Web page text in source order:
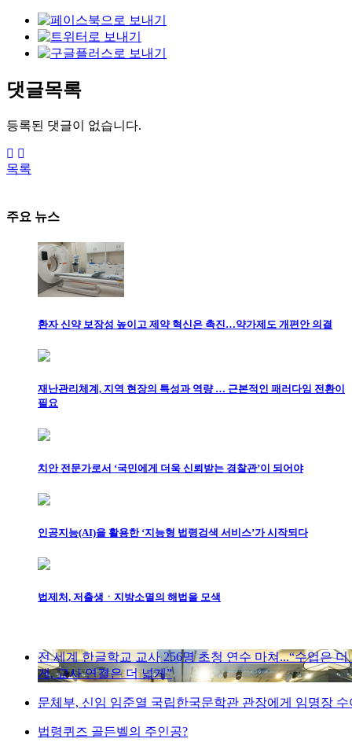
댓글목록
등록된 댓글이 없습니다.
목록
주요 뉴스
환자 신약 보장성 높이고 제약 혁신은 촉진…약가제도 개편안 의결
재난관리체계, 지역 현장의 특성과 역량 … 근본적인 패러다임 전환이
필요
치안 전문가로서 ‘국민에게 더욱 신뢰받는 경찰관’이 되어야
인공지능(AI)을 활용한 ‘지능형 법령검색 서비스’가 시작되다
법제처, 저출생ㆍ지방소멸의 해법을 모색
전 세계 한글학교 교사 256명 초청 연수 마쳐...“수업은 더
게, 교사 연결은 더 넓게”
문체부, 신임 임준열 국립한국문학관 관장에게 임명장 수
법령퀴즈 골든벨의 주인공?